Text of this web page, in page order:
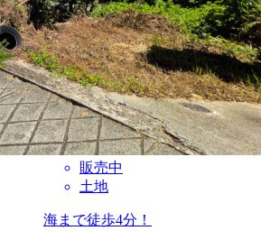
販売中
土地
海まで徒歩4分！